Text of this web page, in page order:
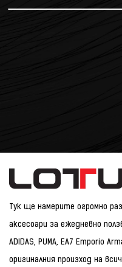
Тук ще намерите огромно
аксесоари за ежедневно
ADIDAS, PUMA, EA7 Emporio
оригиналния произход на